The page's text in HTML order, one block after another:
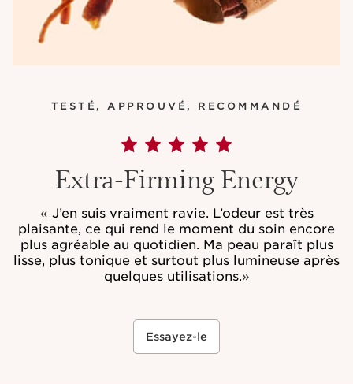
TESTÉ, APPROUVÉ, RECOMMANDÉ
Extra-Firming Energy
« J’en suis vraiment ravie. L’odeur est très
plaisante, ce qui rend le moment du soin encore
plus agréable au quotidien. Ma peau paraît plus
lisse, plus tonique et surtout plus lumineuse après
quelques utilisations.»
Essayez-le